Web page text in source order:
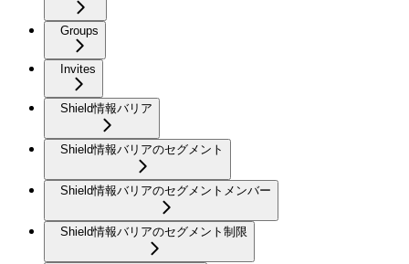
Groups
Invites
Shield情報バリア
Shield情報バリアのセグメント
Shield情報バリアのセグメントメンバー
Shield情報バリアのセグメント制限